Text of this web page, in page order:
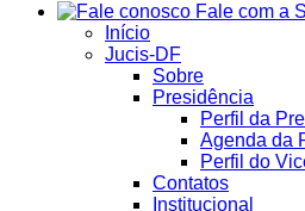
Fale com a
Início
Jucis-DF
Sobre
Presidência
Perfil da
Agenda da
Perfil do
Contatos
Institucional